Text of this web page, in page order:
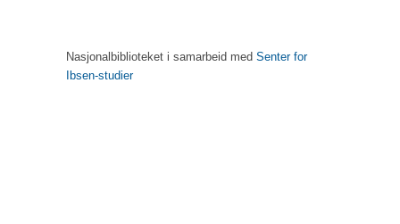
Nasjonalbiblioteket i samarbeid med Senter for
Ibsen-studier